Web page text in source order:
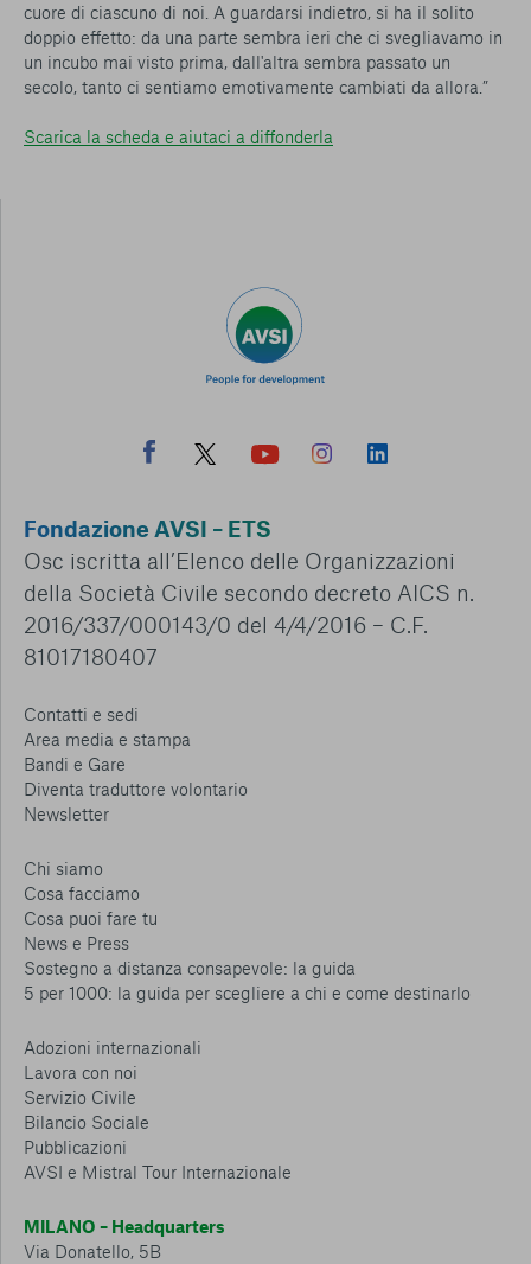
cuore di ciascuno di noi. A guardarsi indietro, si ha il solito
doppio effetto: da una parte sembra ieri che ci svegliavamo in
un incubo mai visto prima, dall'altra sembra passato un
secolo, tanto ci sentiamo emotivamente cambiati da allora.”
Scarica la scheda e aiutaci a diffonderla
Fondazione AVSI – ETS
Osc iscritta all’Elenco delle Organizzazioni
della Società Civile secondo decreto AICS n.
2016/337/000143/0 del 4/4/2016 – C.F.
81017180407
Contatti e sedi
Area media e stampa
Bandi e Gare
Diventa traduttore volontario
Newsletter
Chi siamo
Cosa facciamo
Cosa puoi fare tu
News e Press
Sostegno a distanza consapevole: la guida
5 per 1000: la guida per scegliere a chi e come destinarlo
Adozioni internazionali
Lavora con noi
Servizio Civile
Bilancio Sociale
Pubblicazioni
AVSI e Mistral Tour Internazionale
MILANO – Headquarters
Via Donatello, 5B